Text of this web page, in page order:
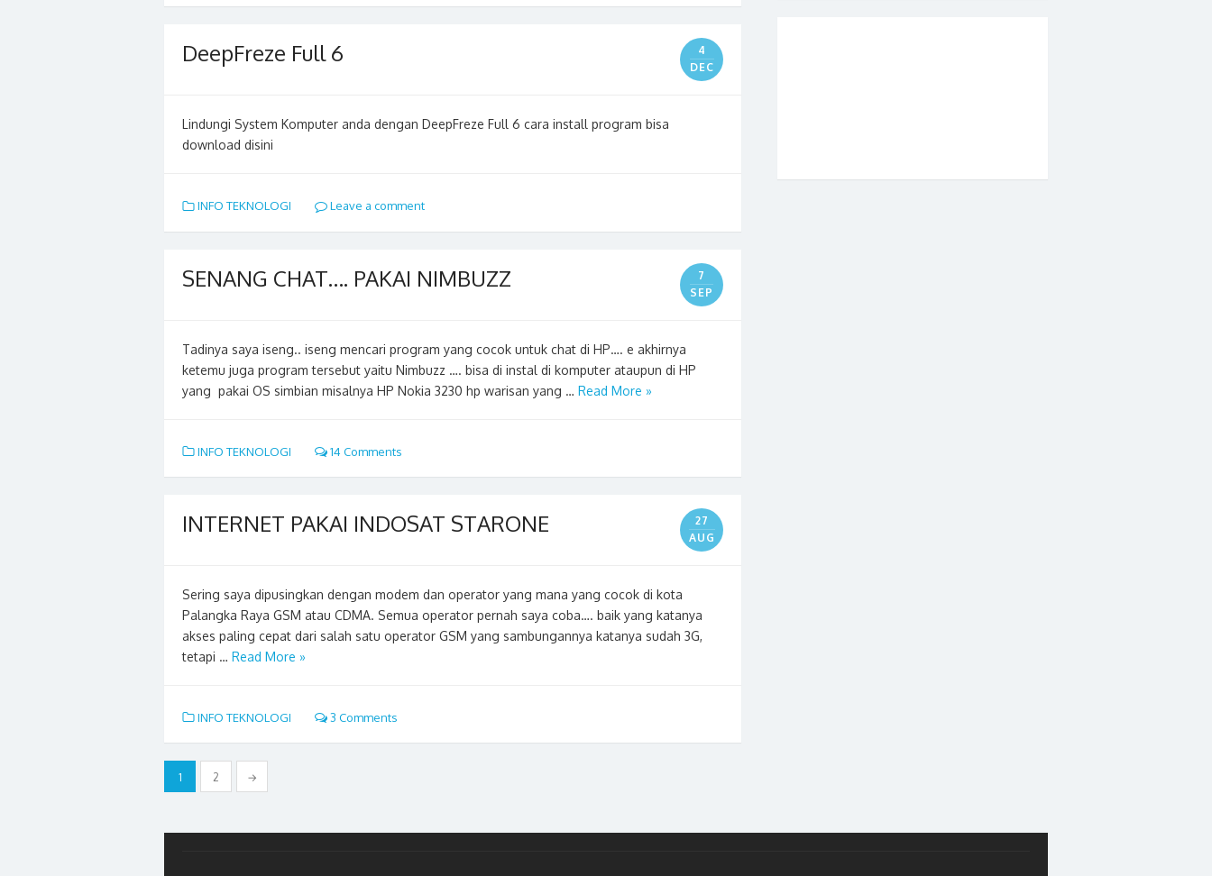
DeepFreze Full 6
4
DEC
Lindungi System Komputer anda dengan DeepFreze Full 6 cara install program bisa
download disini
INFO TEKNOLOGI Leave a comment
SENANG CHAT…. PAKAI NIMBUZZ
7
SEP
Tadinya saya iseng.. iseng mencari program yang cocok untuk chat di HP…. e akhirnya
ketemu juga program tersebut yaitu Nimbuzz …. bisa di instal di komputer ataupun di HP
yang pakai OS simbian misalnya HP Nokia 3230 hp warisan yang … Read More »
INFO TEKNOLOGI 14 Comments
INTERNET PAKAI INDOSAT STARONE
27
AUG
Sering saya dipusingkan dengan modem dan operator yang mana yang cocok di kota
Palangka Raya GSM atau CDMA. Semua operator pernah saya coba…. baik yang katanya
akses paling cepat dari salah satu operator GSM yang sambungannya katanya sudah 3G,
tetapi … Read More »
INFO TEKNOLOGI 3 Comments
Posts
pagination
1 2 →